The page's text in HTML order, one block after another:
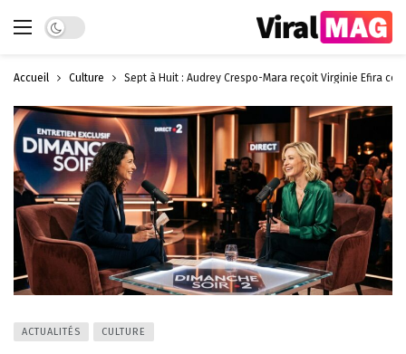
Dark mode
Accueil Culture Sept à Huit : Audrey Crespo-Mara reçoit Virginie Efira ce
ACTUALITÉS CULTURE